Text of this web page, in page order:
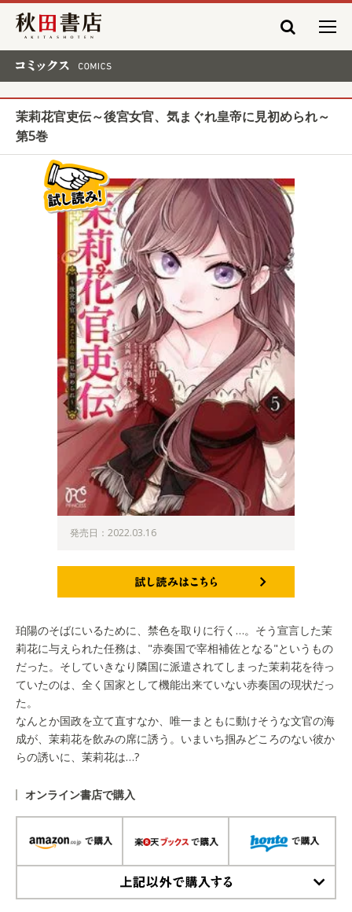
秋田書店
茉莉花官吏伝～後宮女官、気まぐれ皇帝に見初められ～
第5巻
発売日：2022.03.16
珀陽のそばにいるために、禁色を取りに行く…。そう宣言した茉
莉花に与えられた任務は、"赤奏国で宰相補佐となる"というもの
だった。そしていきなり隣国に派遣されてしまった茉莉花を待っ
ていたのは、全く国家として機能出来ていない赤奏国の現状だっ
た。
なんとか国政を立て直すなか、唯一まともに動けそうな文官の海
成が、茉莉花を飲みの席に誘う。いまいち掴みどころのない彼か
らの誘いに、茉莉花は…?
オンライン書店で購入